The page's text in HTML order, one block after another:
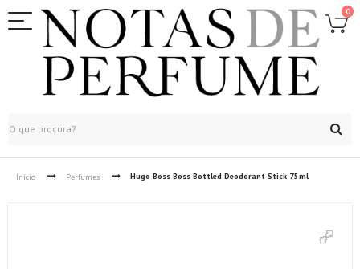
0
Início Perfumes Hugo Boss Boss Bottled Deodorant Stick 75ml